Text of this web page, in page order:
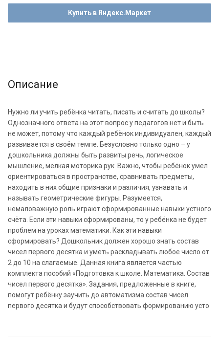
Купить в Яндекс.Маркет
Описание
Нужно ли учить ребёнка читать, писать и считать до школы?
Однозначного ответа на этот вопрос у педагогов нет и быть
не может, потому что каждый ребёнок индивидуален, каждый
развивается в своём темпе. Безусловно только одно – у
дошкольника должны быть развиты речь, логическое
мышление, мелкая моторика рук. Важно, чтобы ребёнок умел
ориентироваться в пространстве, сравнивать предметы,
находить в них общие признаки и различия, узнавать и
называть геометрические фигуры. Разумеется,
немаловажную роль играют сформированные навыки устного
счёта. Если эти навыки сформированы, то у ребёнка не будет
проблем на уроках математики. Как эти навыки
сформировать? Дошкольник должен хорошо знать состав
чисел первого десятка и уметь раскладывать любое число от
2 до 10 на слагаемые. Данная книга является частью
комплекта пособий «Подготовка к школе. Математика. Состав
чисел первого десятка». Задания, предложенные в книге,
помогут ребёнку заучить до автоматизма состав чисел
первого десятка и будут способствовать формированию усто